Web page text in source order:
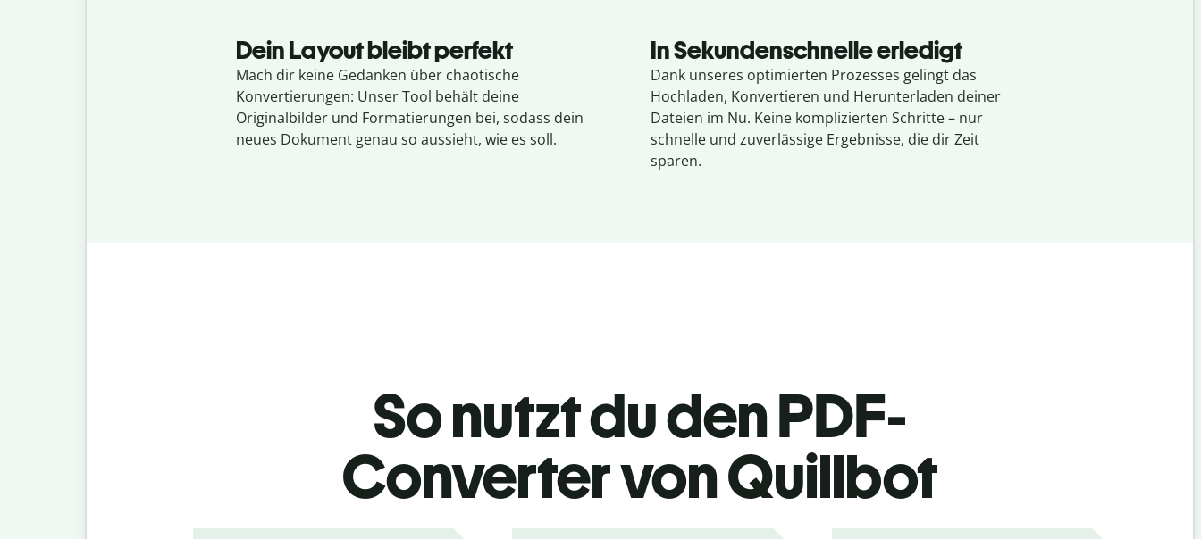
Dein Layout bleibt perfekt
Mach dir keine Gedanken über chaotische
Konvertierungen: Unser Tool behält deine
Originalbilder und Formatierungen bei, sodass dein
neues Dokument genau so aussieht, wie es soll.
In Sekundenschnelle erledigt
Dank unseres optimierten Prozesses gelingt das
Hochladen, Konvertieren und Herunterladen deiner
Dateien im Nu. Keine komplizierten Schritte – nur
schnelle und zuverlässige Ergebnisse, die dir Zeit
sparen.
So nutzt du den PDF-
Converter von Quillbot